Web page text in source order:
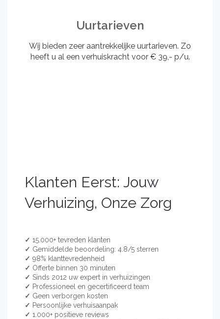
Uurtarieven
Wij bieden zeer aantrekkelijke uurtarieven. Zo
heeft u al een verhuiskracht voor € 39,- p/u.
Klanten Eerst: Jouw
Verhuizing, Onze Zorg
✓ 15.000+ tevreden klanten
✓ Gemiddelde beoordeling: 4.8/5 sterren
✓ 98% klanttevredenheid
✓ Offerte binnen 30 minuten
✓ Sinds 2012 uw expert in verhuizingen
✓ Professioneel en gecertificeerd team
✓ Geen verborgen kosten
✓ Persoonlijke verhuisaanpak
✓ 1.000+ positieve reviews